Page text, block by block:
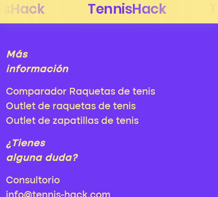
Más
información
Comparador Raquetas de tenis
Outlet de raquetas de tenis
Outlet de zapatillas de tenis
¿Tienes
alguna duda?
Consultorio